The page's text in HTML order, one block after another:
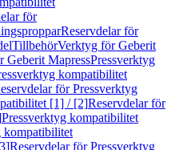
för
Reservdelar för
TillbehörVerktyg för Geberit
Geberit MapressPressverktyg
kompatibilitet
för Pressverktyg
[1] / [2]Reservdelar för
Pressverktyg kompatibilitet
kompatibilitet
Reservdelar för Pressverktyg